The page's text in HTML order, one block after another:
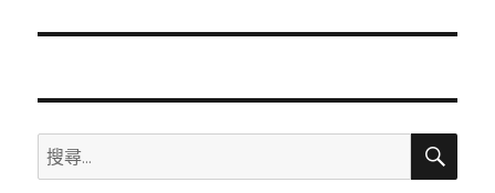
文
搜
尋
搜